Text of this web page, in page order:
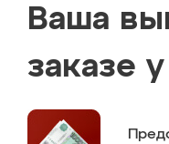
Ваша
заказе